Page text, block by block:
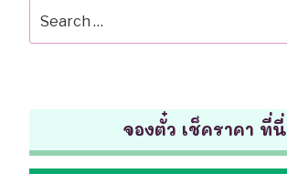
for:
จองตั๋ว เช็คราคา ที่นี่